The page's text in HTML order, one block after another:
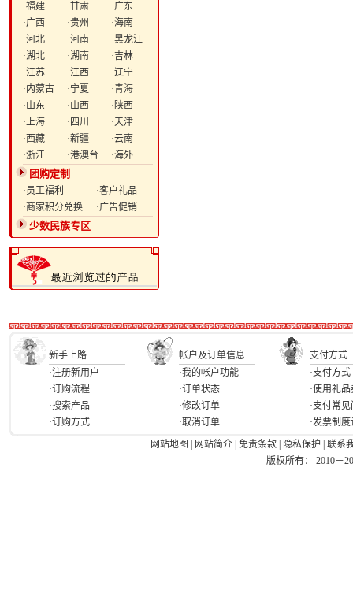
·福建
·甘肃
·广东
·广西
·贵州
·海南
·河北
·河南
·黑龙江
·湖北
·湖南
·吉林
·江苏
·江西
·辽宁
·内蒙古
·宁夏
·青海
·山东
·山西
·陕西
·上海
·四川
·天津
·西藏
·新疆
·云南
·浙江
·港澳台 ·海外
团购定制
·员工福利
·客户礼品
·商家积分兑换
·广告促销
少数民族专区
新手上路 帐户及订单信息
支付方式
·注册新用户
·订购流程
·搜索产品
·订购方式
·我的帐户功能
·订单状态
·修改订单
·取消订单
·支付方式
·使用礼品
·支付常
·发票制
网站地图
网站简介 免责条款 隐私保护
联系
版权所有： 2010－